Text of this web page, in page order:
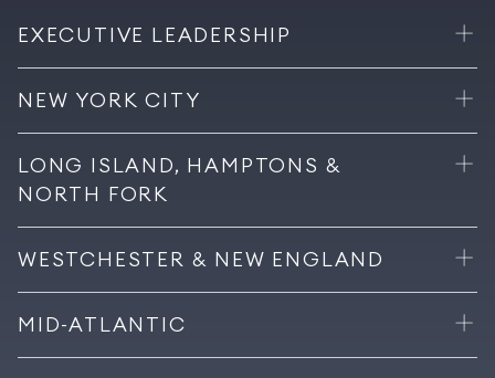
EXECUTIVE LEADERSHIP
NEW YORK CITY
LONG ISLAND, HAMPTONS &
NORTH FORK
WESTCHESTER & NEW ENGLAND
MID-ATLANTIC